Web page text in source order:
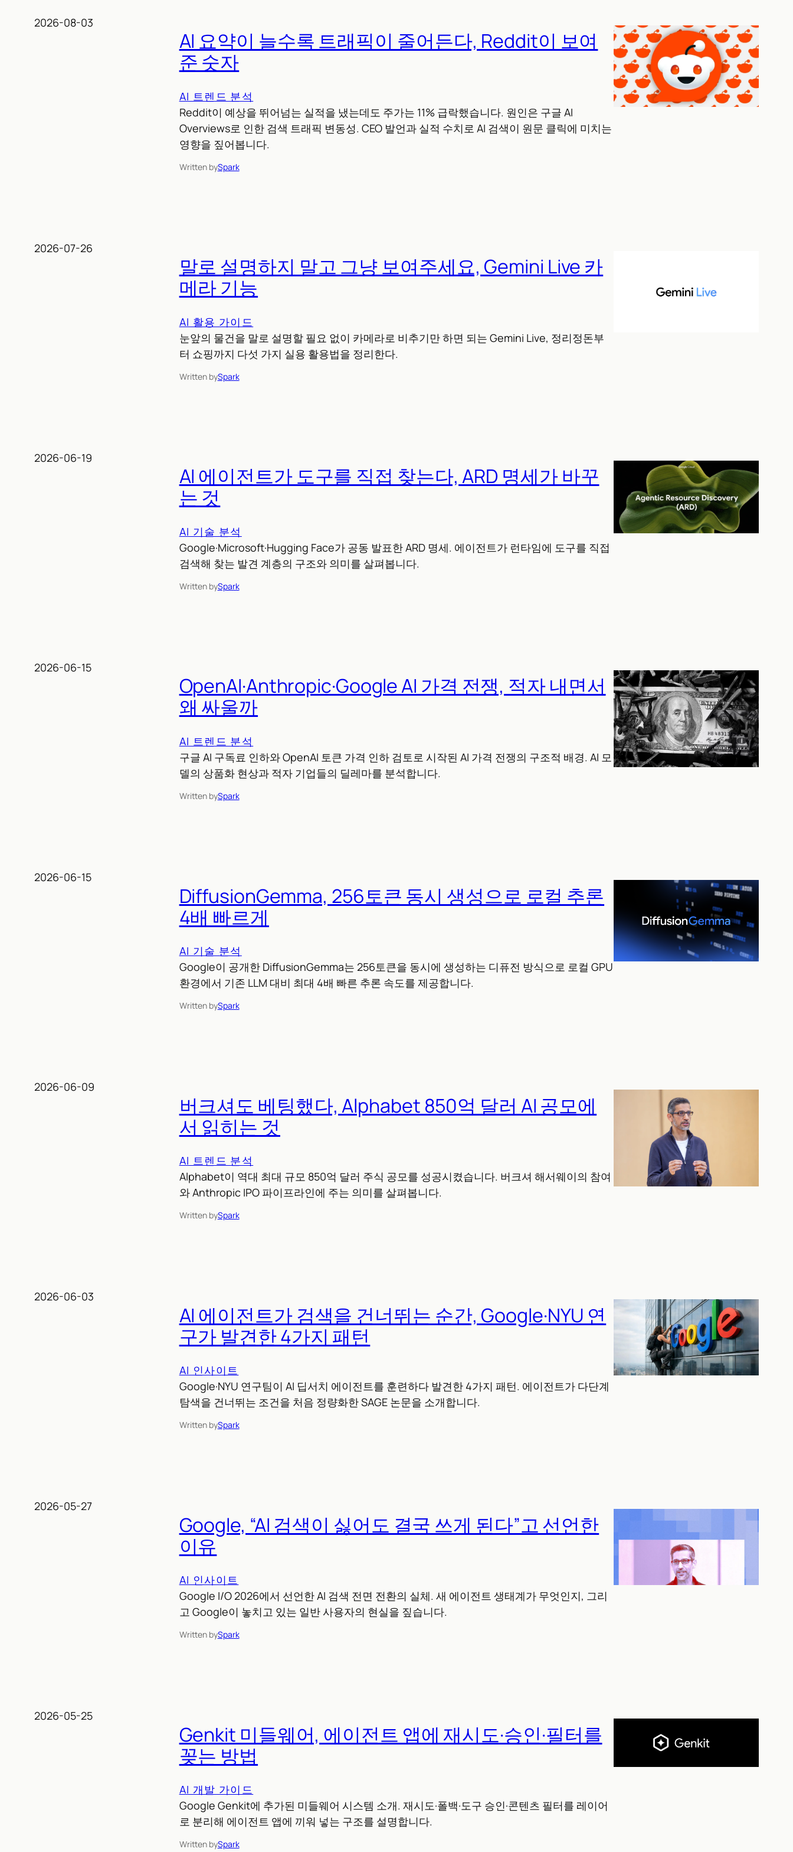
2026-08-03
AI 요약이 늘수록 트래픽이 줄어든다, Reddit이 보여
준 숫자
AI 트렌드 분석
Reddit이 예상을 뛰어넘는 실적을 냈는데도 주가는 11% 급락했습니다. 원인은 구글 AI
Overviews로 인한 검색 트래픽 변동성. CEO 발언과 실적 수치로 AI 검색이 원문 클릭에 미치는
영향을 짚어봅니다.
Written bySpark
2026-07-26
말로 설명하지 말고 그냥 보여주세요, Gemini Live 카
메라 기능
AI 활용 가이드
눈앞의 물건을 말로 설명할 필요 없이 카메라로 비추기만 하면 되는 Gemini Live, 정리정돈부
터 쇼핑까지 다섯 가지 실용 활용법을 정리한다.
Written bySpark
2026-06-19
AI 에이전트가 도구를 직접 찾는다, ARD 명세가 바꾸
는 것
AI 기술 분석
Google·Microsoft·Hugging Face가 공동 발표한 ARD 명세. 에이전트가 런타임에 도구를 직접
검색해 찾는 발견 계층의 구조와 의미를 살펴봅니다.
Written bySpark
2026-06-15
OpenAI·Anthropic·Google AI 가격 전쟁, 적자 내면서
왜 싸울까
AI 트렌드 분석
구글 AI 구독료 인하와 OpenAI 토큰 가격 인하 검토로 시작된 AI 가격 전쟁의 구조적 배경. AI 모
델의 상품화 현상과 적자 기업들의 딜레마를 분석합니다.
Written bySpark
2026-06-15
DiffusionGemma, 256토큰 동시 생성으로 로컬 추론
4배 빠르게
AI 기술 분석
Google이 공개한 DiffusionGemma는 256토큰을 동시에 생성하는 디퓨전 방식으로 로컬 GPU
환경에서 기존 LLM 대비 최대 4배 빠른 추론 속도를 제공합니다.
Written bySpark
2026-06-09
버크셔도 베팅했다, Alphabet 850억 달러 AI 공모에
서 읽히는 것
AI 트렌드 분석
Alphabet이 역대 최대 규모 850억 달러 주식 공모를 성공시켰습니다. 버크셔 해서웨이의 참여
와 Anthropic IPO 파이프라인에 주는 의미를 살펴봅니다.
Written bySpark
2026-06-03
AI 에이전트가 검색을 건너뛰는 순간, Google·NYU 연
구가 발견한 4가지 패턴
AI 인사이트
Google·NYU 연구팀이 AI 딥서치 에이전트를 훈련하다 발견한 4가지 패턴. 에이전트가 다단계
탐색을 건너뛰는 조건을 처음 정량화한 SAGE 논문을 소개합니다.
Written bySpark
2026-05-27
Google, “AI 검색이 싫어도 결국 쓰게 된다”고 선언한
이유
AI 인사이트
Google I/O 2026에서 선언한 AI 검색 전면 전환의 실체. 새 에이전트 생태계가 무엇인지, 그리
고 Google이 놓치고 있는 일반 사용자의 현실을 짚습니다.
Written bySpark
2026-05-25
Genkit 미들웨어, 에이전트 앱에 재시도·승인·필터를
꽂는 방법
AI 개발 가이드
Google Genkit에 추가된 미들웨어 시스템 소개. 재시도·폴백·도구 승인·콘텐츠 필터를 레이어
로 분리해 에이전트 앱에 끼워 넣는 구조를 설명합니다.
Written bySpark